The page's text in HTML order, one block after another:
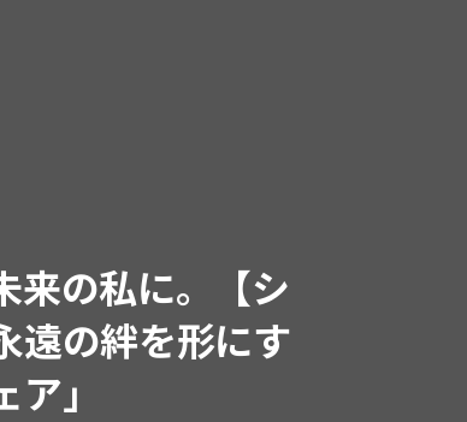
エンサーと共
なる「名品ブラ